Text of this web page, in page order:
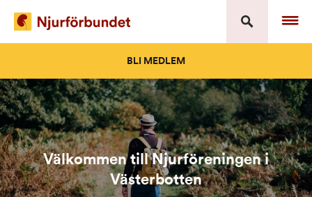
content
BLI MEDLEM
Välkommen till Njurföreningen i
Västerbotten